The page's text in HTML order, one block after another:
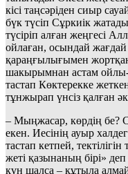
кісі таңсәріден сиыр
бүк түсіп Сұркиік
түсіріп алған жеңгесі
ойлаған, осындай
қараңғылығымен
шакырымнан астам
тастап Көктерекке
тұнжырап үнсіз қалған
– Мыңжасар, көрдің бе?
екен. Иесінің ауыр
тастап кетпей,
жеті қазынаның бірі»
күн шалса – құтыла